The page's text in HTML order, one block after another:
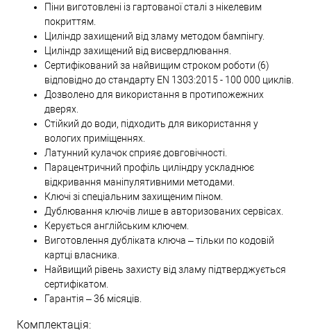
Піни виготовлені із гартованої сталі з нікелевим
покриттям.
Циліндр захищений від зламу методом бампінгу.
Циліндр захищений від висвердлювання.
Сертифікований за найвищим строком роботи (6)
відповідно до стандарту EN 1303:2015 - 100 000 циклів.
Дозволено для використання в протипожежних
дверях.
Стійкий до води, підходить для використання у
вологих приміщеннях.
Латунний кулачок сприяє довговічності.
Парацентричний профіль циліндру ускладнює
відкривання маніпулятивними методами.
Ключі зі спеціальним захищеним піном.
Дублювання ключів лише в авторизованих сервісах.
Керується англійським ключем.
Виготовлення дубліката ключа – тільки по кодовій
картці власника.
Найвищий рівень захисту від зламу підтверджується
сертифікатом.
Гарантія – 36 місяців.
Комплектація: